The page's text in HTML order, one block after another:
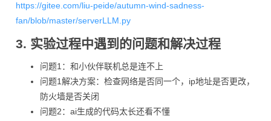
https://gitee.com/liu-peide/autumn-wind-sadness-
fan/blob/master/serverLLM.py
3. 实验过程中遇到的问题和解决过程
问题1：和小伙伴联机总是连不上
问题1解决方案：检查网络是否同一个，ip地址是否更改，
防火墙是否关闭
问题2：ai生成的代码太长还看不懂